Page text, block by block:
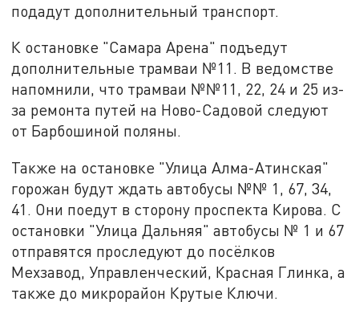
подадут дополнительный транспорт.
К остановке "Самара Арена" подъедут
дополнительные трамваи №11. В ведомстве
напомнили, что трамваи №№11, 22, 24 и 25 из-
за ремонта путей на Ново-Садовой следуют
от Барбошиной поляны.
Также на остановке "Улица Алма-Атинская"
горожан будут ждать автобусы №№ 1, 67, 34,
41. Они поедут в сторону проспекта Кирова. С
остановки "Улица Дальняя" автобусы № 1 и 67
отправятся проследуют до посёлков
Мехзавод, Управленческий, Красная Глинка, а
также до микрорайон Крутые Ключи.